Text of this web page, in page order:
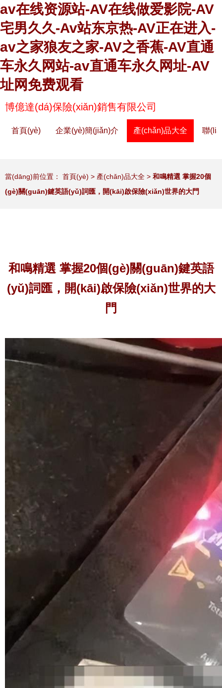
av在线资源站-AV在线做爱影院-AV
宅男久久-Av站东京热-AV正在进入-
av之家狼友之家-AV之香蕉-AV直通
车永久网站-av直通车永久网址-AV
址网免费观看
博億達(dá)保險(xiǎn)銷售有限公司
首頁(yè) 企業(yè)簡(jiǎn)介 產(chǎn)品大全 聯
當(dāng)前位置： 首頁(yè) > 產(chǎn)品大全 > 和鳴精選 掌握20個
(gè)關(guān)鍵英語(yǔ)詞匯，開(kāi)啟保險(xiǎn)世界的大門
和鳴精選 掌握20個(gè)關(guān)鍵英語
(yǔ)詞匯，開(kāi)啟保險(xiǎn)世界的大
門